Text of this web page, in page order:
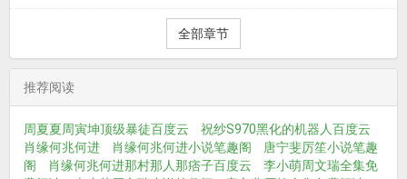
全部章节
推荐阅读
周夏夏周寅坤顶级暴徒百度云
祝纱S970黑化的机器人百度云
肖缘何兆何进
肖缘何兆何进小说笔趣阁
唐宁斐厉笙小说笔趣
阁
肖缘何兆何进那村那人那痞子百度云
李小萌周文瑞全集免